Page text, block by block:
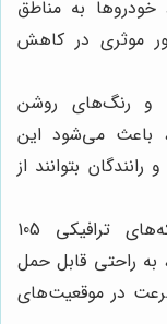
خودروها به مناطق
موثری در کاهش
و رنگ‌های روشن
سانتی‌متری، باعث می‌شود این
بتوانند از
بشکه‌های ترافیکی 105
راحتی قابل حمل
در موقعیت‌های